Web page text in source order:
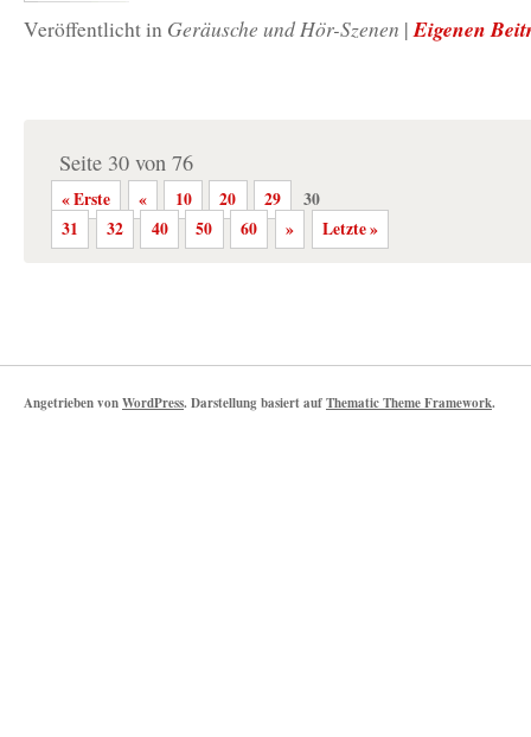
Veröffentlicht in Geräusche und Hör-Szenen | Eigenen
Seite 30 von 76
« Erste « 10 20 29
30
31
32 40 50 60 » Letzte »
Angetrieben vonWordPress. Darstellung basiert aufThematic Theme Framework.